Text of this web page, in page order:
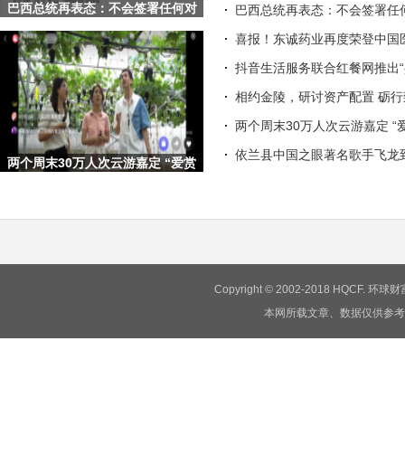
巴西总统再表态：不会签署任何对
两个周末30万人次云游嘉定 “爱赏
巴西总统再表态：不会签署
喜报！东诚药业再度荣登中国
抖音生活服务联合红餐网推出
相约金陵，研讨资产配置 砺
两个周末30万人次云游嘉定 “
依兰县中国之眼著名歌手飞龙
Copyright © 2002-2018 HQCF. 环球
本网所载文章、数据仅供参